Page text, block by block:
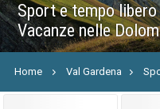
Sport e tempo
Vacanze nelle
Home Val Gardena